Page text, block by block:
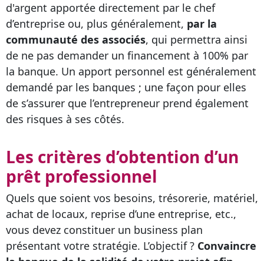
d'argent apportée directement par le chef
d’entreprise ou, plus généralement, par la
communauté des associés, qui permettra ainsi
de ne pas demander un financement à 100% par
la banque. Un apport personnel est généralement
demandé par les banques ; une façon pour elles
de s’assurer que l’entrepreneur prend également
des risques à ses côtés.
Les critères d’obtention d’un
prêt professionnel
Quels que soient vos besoins, trésorerie, matériel,
achat de locaux, reprise d’une entreprise, etc.,
vous devez constituer un business plan
présentant votre stratégie. L’objectif ? Convaincre